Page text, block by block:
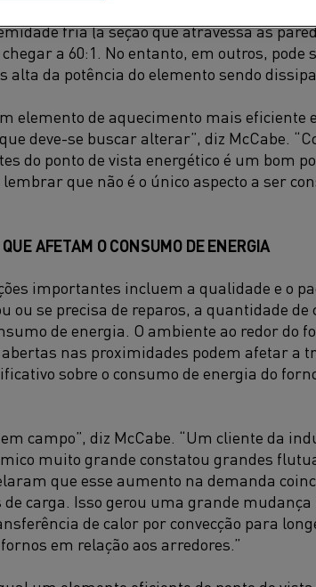
fria (a seção que atravessa as
a 60:1. No entanto, em outros,
alta da potência do elemento sendo
elemento de aquecimento mais eficiente
deve-se buscar alterar”, diz McCabe.
do ponto de vista energético é um bom
que não é o único aspecto a ser
AFETAM O CONSUMO DE ENERGIA
importantes incluem a qualidade e o
ou se precisa de reparos, a quantidade
de energia. O ambiente ao redor do
nas proximidades podem afetar a
sobre o consumo de energia do
campo”, diz McCabe. “Um cliente da
muito grande constatou grandes
que esse aumento na demanda
de carga. Isso gerou uma grande
de calor por convecção para
em relação aos arredores.”